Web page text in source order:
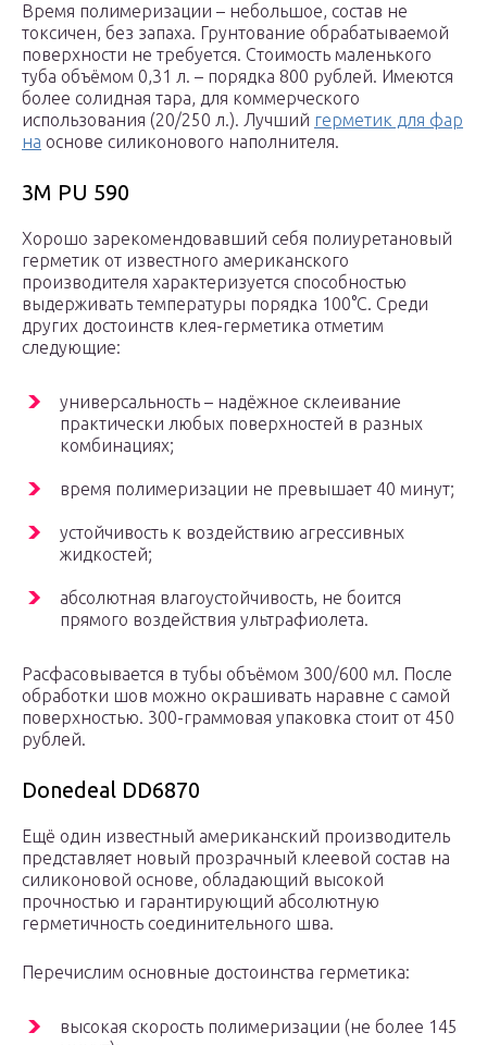
Время полимеризации – небольшое, состав не
токсичен, без запаха. Грунтование обрабатываемой
поверхности не требуется. Стоимость маленького
туба объёмом 0,31 л. – порядка 800 рублей. Имеются
более солидная тара, для коммерческого
использования (20/250 л.). Лучший герметик для фар
на основе силиконового наполнителя.
3M PU 590
Хорошо зарекомендовавший себя полиуретановый
герметик от известного американского
производителя характеризуется способностью
выдерживать температуры порядка 100°C. Среди
других достоинств клея-герметика отметим
следующие:
универсальность – надёжное склеивание
практически любых поверхностей в разных
комбинациях;
время полимеризации не превышает 40 минут;
устойчивость к воздействию агрессивных
жидкостей;
абсолютная влагоустойчивость, не боится
прямого воздействия ультрафиолета.
Расфасовывается в тубы объёмом 300/600 мл. После
обработки шов можно окрашивать наравне с самой
поверхностью. 300-граммовая упаковка стоит от 450
рублей.
Donedeal DD6870
Ещё один известный американский производитель
представляет новый прозрачный клеевой состав на
силиконовой основе, обладающий высокой
прочностью и гарантирующий абсолютную
герметичность соединительного шва.
Перечислим основные достоинства герметика:
высокая скорость полимеризации (не более 145